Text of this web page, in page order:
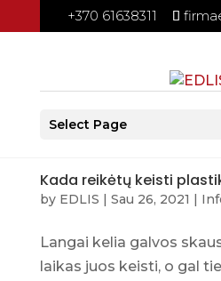
+370 61638311
Select Page
Kada reikėtų keisti
by EDLIS | Sau 26, 2021 |
Langai kelia galvos
laikas juos keisti, o gal